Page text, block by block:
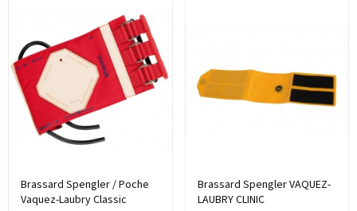
Brassard Spengler / Poche
Vaquez-Laubry Classic
Brassard Spengler VAQUEZ-
LAUBRY CLINIC